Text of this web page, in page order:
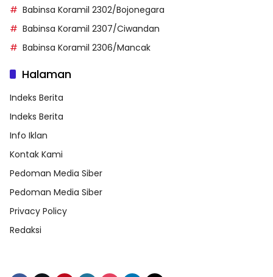
Babinsa Koramil 2302/Bojonegara
Babinsa Koramil 2307/Ciwandan
Babinsa Koramil 2306/Mancak
Halaman
Indeks Berita
Indeks Berita
Info Iklan
Kontak Kami
Pedoman Media Siber
Pedoman Media Siber
Privacy Policy
Redaksi